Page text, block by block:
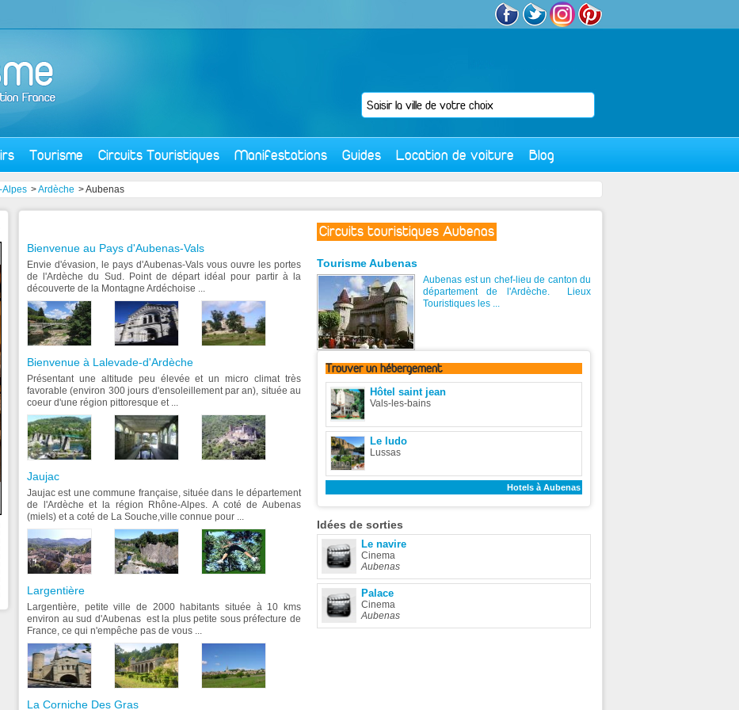
Tourisme Circuits Touristiques Manifestations Guides Location de voiture Blog
Alpes >Ardèche > Aubenas
Circuits touristiques Aubenas
Bienvenue au Pays d'Aubenas-Vals
Envie d'évasion, le pays d'Aubenas-Vals vous ouvre les portes
de l'Ardèche du Sud. Point de départ idéal pour partir à la
découverte de la Montagne Ardéchoise ...
Bienvenue à Lalevade-d'Ardèche
Présentant une altitude peu élevée et un micro climat très
favorable (environ 300 jours d'ensoleillement par an), située au
coeur d'une région pittoresque et ...
Jaujac
Jaujac est une commune française, située dans le département
de l'Ardèche et la région Rhône-Alpes. A coté de Aubenas
(miels) et a coté de La Souche,ville connue pour ...
Largentière
Largentière, petite ville de 2000 habitants située à 10 kms
environ au sud d'Aubenas est la plus petite sous préfecture de
France, ce qui n'empêche pas de vous ...
La Corniche Des Gras
TourismeAubenas
Aubenas est un chef-lieu de canton du
département de l'Ardèche. Lieux
Touristiques les ...
Trouverun hébergement
Hôtel saint jean
Vals-les-bains
Le ludo
Lussas
Hotels à Aubenas
Idées de sorties
Le navire
Cinema
Aubenas
Palace
Cinema
Aubenas